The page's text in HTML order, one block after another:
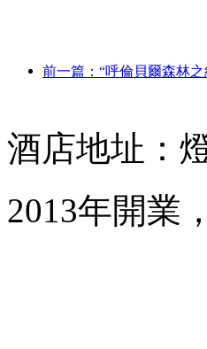
酒店地址：
2013年開